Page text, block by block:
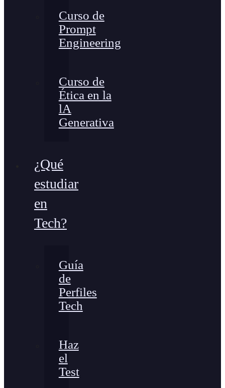
Curso de
Prompt
Engineering
Curso de
Ética en la
lA
Generativa
¿Qué
estudiar
en
Tech?
Guía
de
Perfiles
Tech
Haz
el
Test